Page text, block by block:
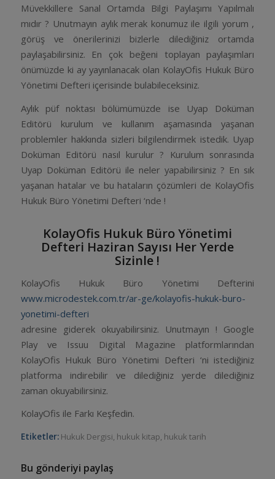
Müvekkillere Sanal Ortamda Bilgi Paylaşımı Yapılmalı
mıdır ? Unutmayın aylık merak konumuz ile ilgili yorum ,
görüş ve önerilerinizi bizlerle dilediğiniz ortamda
paylaşabilirsiniz. En çok beğeni toplayan paylaşımları
önümüzde ki ay yayınlanacak olan KolayOfis Hukuk Büro
Yönetimi Defteri içerisinde bulabileceksiniz.
Aylık püf noktası bölümümüzde ise Uyap Doküman
Editörü kurulum ve kullanım aşamasında yaşanan
problemler hakkında sizleri bilgilendirmek istedik. Uyap
Doküman Editörü nasıl kurulur ? Kurulum sonrasında
Uyap Doküman Editörü ile neler yapabilirsiniz ? En sık
yaşanan hatalar ve bu hataların çözümleri de KolayOfis
Hukuk Büro Yönetimi Defteri ‘nde !
KolayOfis Hukuk Büro Yönetimi
Defteri Haziran Sayısı Her Yerde
Sizinle !
KolayOfis Hukuk Büro Yönetimi Defterini
www.microdestek.com.tr/ar-ge/kolayofis-hukuk-buro-
yonetimi-defteri
adresine giderek okuyabilirsiniz. Unutmayın ! Google
Play ve Issuu Digital Magazine platformlarından
KolayOfis Hukuk Büro Yönetimi Defteri ‘ni istediğiniz
platforma indirebilir ve dilediğiniz yerde dilediğiniz
zaman okuyabilirsiniz.
KolayOfis ile Farkı Keşfedin.
Etiketler: Hukuk Dergisi, hukuk kitap, hukuk tarih
Bu gönderiyi paylaş